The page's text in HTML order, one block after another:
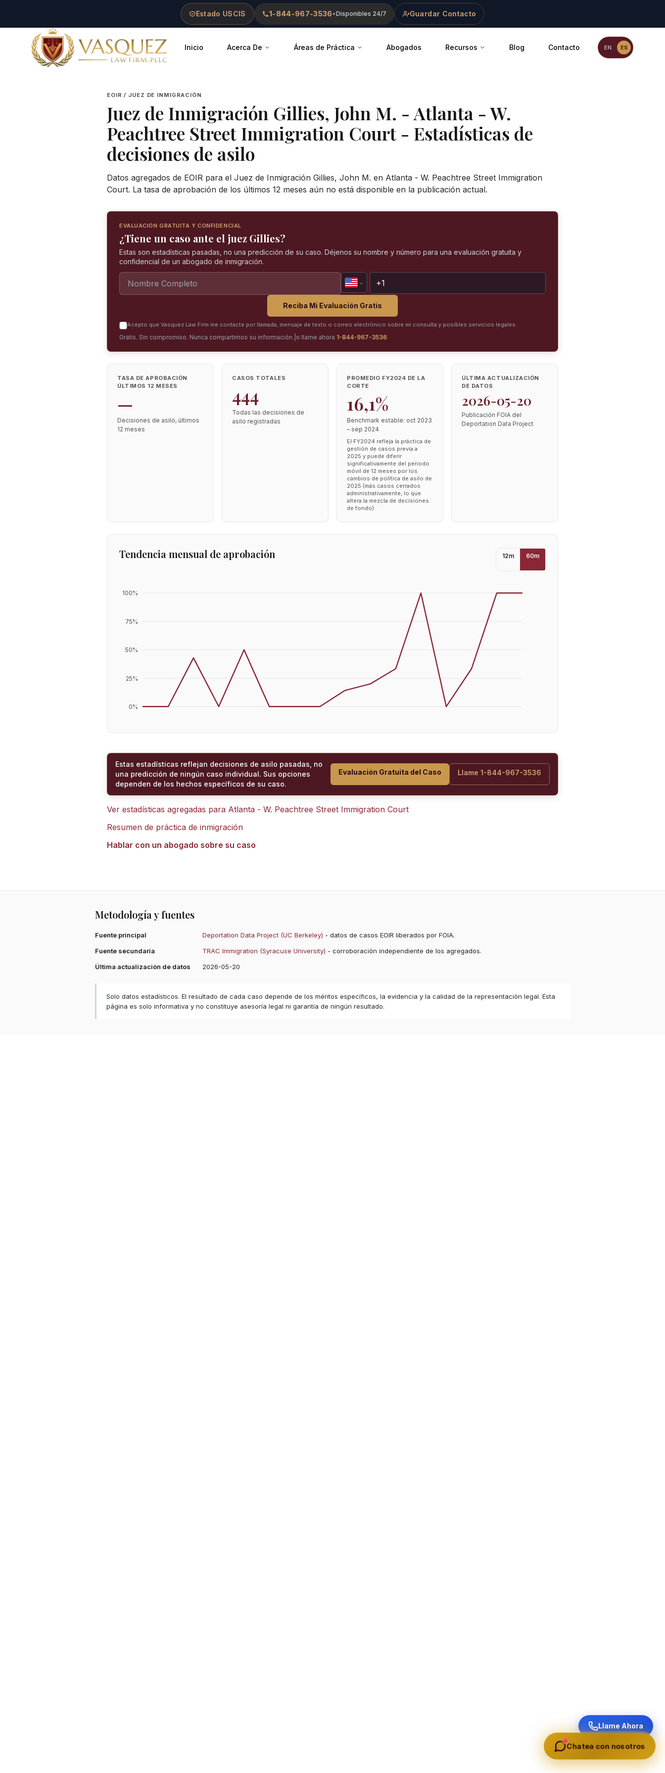
Estado USCIS 1-844-967-3536 •Disponibles 24/7 Guardar Contacto
Vasquez Law Firm - Home
Inicio Acerca De Áreas de Práctica Abogados Recursos Blog Contacto ES
EN
EOIR / JUEZ DE INMIGRACIÓN
Juez de Inmigración Gillies, John M. - Atlanta - W.
Peachtree Street Immigration Court - Estadísticas de
decisiones de asilo
Datos agregados de EOIR para el Juez de Inmigración Gillies, John M. en Atlanta - W. Peachtree Street Immigration
Court. La tasa de aprobación de los últimos 12 meses aún no está disponible en la publicación actual.
EVALUACIÓN GRATUITA Y CONFIDENCIAL
¿Tiene un caso ante el juez Gillies?
Estas son estadísticas pasadas, no una predicción de su caso. Déjenos su nombre y número para una evaluación gratuita y
confidencial de un abogado de inmigración.
Reciba Mi Evaluación Gratis
Acepto que Vasquez Law Firm me contacte por llamada, mensaje de texto o correo electrónico sobre mi consulta y posibles servicios legales.
Gratis. Sin compromiso. Nunca compartimos su información. o llame ahora 1-844-967-3536
TASA DE APROBACIÓN
ÚLTIMOS 12 MESES
—
Decisiones de asilo, últimos
12 meses
CASOS TOTALES
444
Todas las decisiones de
asilo registradas
PROMEDIO FY2024 DE LA
CORTE
16,1%
Benchmark estable: oct 2023
– sep 2024
El FY2024 refleja la práctica de
gestión de casos previa a
2025 y puede diferir
significativamente del periodo
móvil de 12 meses por los
cambios de política de asilo de
2025 (más casos cerrados
administrativamente, lo que
altera la mezcla de decisiones
de fondo).
ÚLTIMA ACTUALIZACIÓN
DE DATOS
2026-05-20
Publicación FOIA del
Deportation Data Project
Tendencia mensual de aprobación 12m 60m
0%
25%
50%
75%
100%
Estas estadísticas reflejan decisiones de asilo pasadas, no
una predicción de ningún caso individual. Sus opciones
dependen de los hechos específicos de su caso.
Evaluación Gratuita del Caso Llame 1-844-967-3536
Ver estadísticas agregadas para Atlanta - W. Peachtree Street Immigration Court
Resumen de práctica de inmigración
Hablar con un abogado sobre su caso
Metodología y fuentes
Fuente principal Deportation Data Project (UC Berkeley) - datos de casos EOIR liberados por FOIA.
Fuente secundaria
TRAC Immigration (Syracuse University) - corroboración independiente de los agregados.
Última actualización de datos
2026-05-20
Solo datos estadísticos. El resultado de cada caso depende de los méritos específicos, la evidencia y la calidad de la representación legal. Esta
página es solo informativa y no constituye asesoría legal ni garantía de ningún resultado.
Llame Ahora
Chatea con nosotros